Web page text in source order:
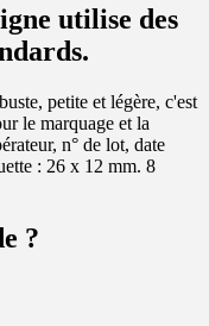
utilise des
petite et légère, c'est
le marquage et la
n° de lot, date
: 26 x 12 mm. 8
?